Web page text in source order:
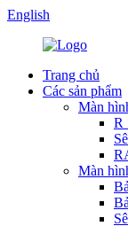
English
Trang chủ
Các sản phẩm
Màn
R
Màn